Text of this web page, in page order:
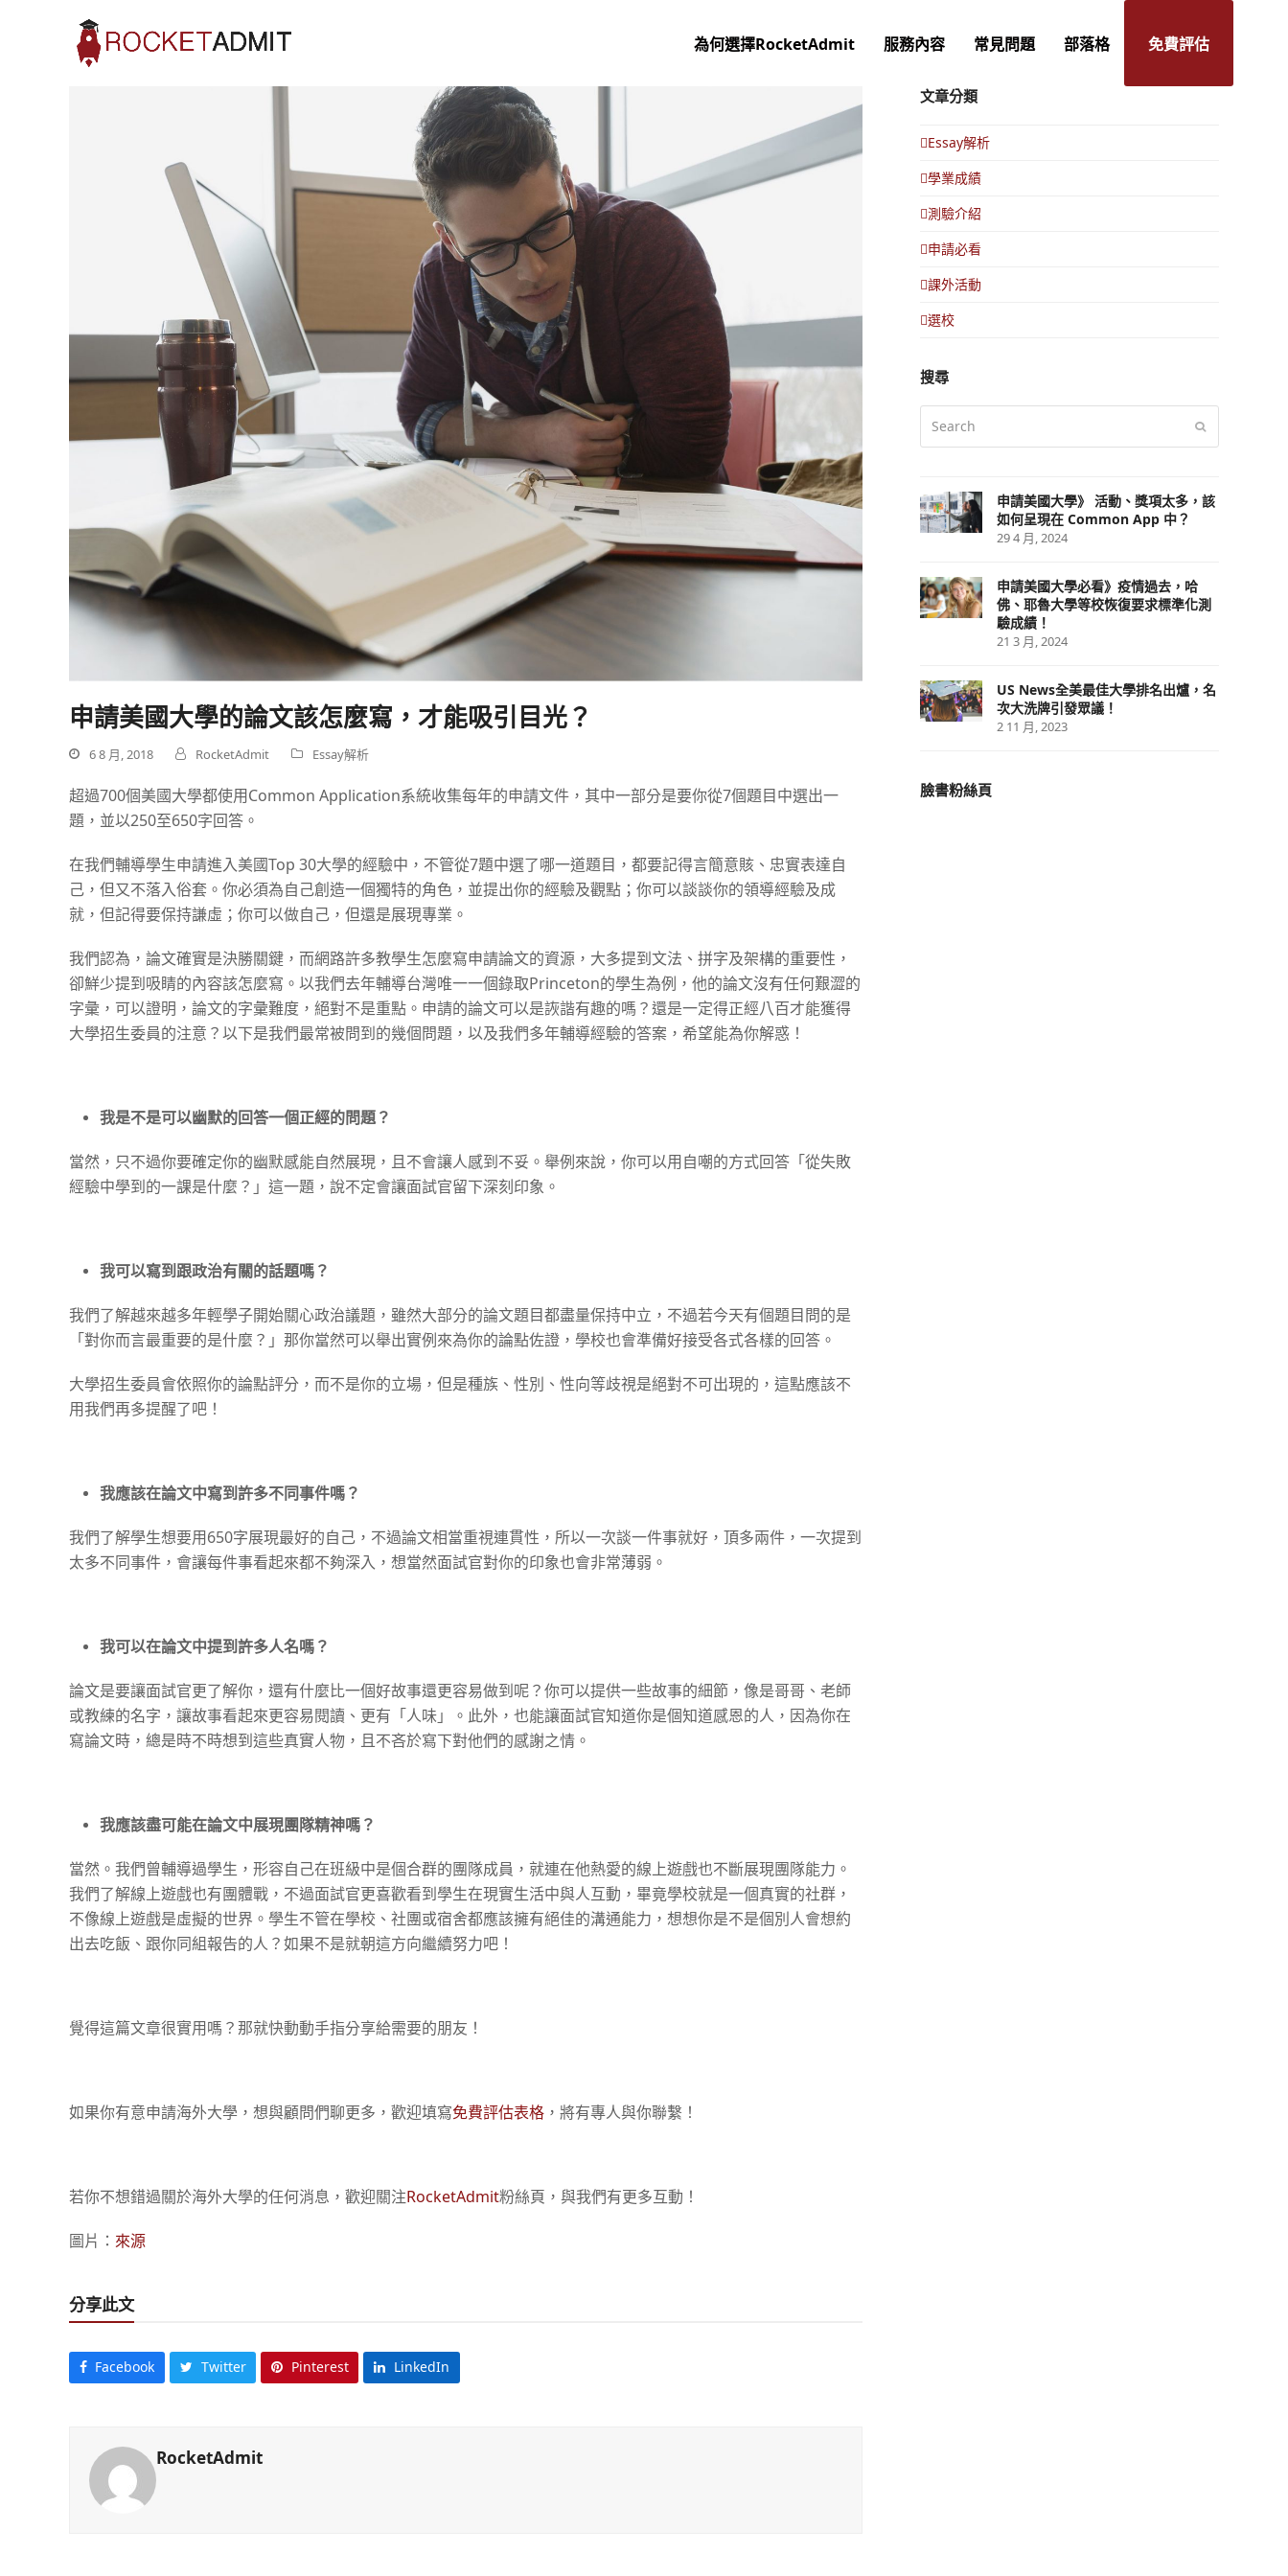
為何選擇RocketAdmit 服務內容 常見問題 部落格 免費評估
申請美國大學的論文該怎麼寫，才能吸引目光？
6 8 月, 2018 RocketAdmit Essay解析
超過700個美國大學都使用Common Application系統收集每年的申請文件，其中一部分是要你從7個題目中選出一
題，並以250至650字回答。
在我們輔導學生申請進入美國Top 30大學的經驗中，不管從7題中選了哪一道題目，都要記得言簡意賅、忠實表達自
己，但又不落入俗套。你必須為自己創造一個獨特的角色，並提出你的經驗及觀點；你可以談談你的領導經驗及成
就，但記得要保持謙虛；你可以做自己，但還是展現專業。
我們認為，論文確實是決勝關鍵，而網路許多教學生怎麼寫申請論文的資源，大多提到文法、拼字及架構的重要性，
卻鮮少提到吸睛的內容該怎麼寫。以我們去年輔導台灣唯一一個錄取Princeton的學生為例，他的論文沒有任何艱澀的
字彙，可以證明，論文的字彙難度，絕對不是重點。申請的論文可以是詼諧有趣的嗎？還是一定得正經八百才能獲得
大學招生委員的注意？以下是我們最常被問到的幾個問題，以及我們多年輔導經驗的答案，希望能為你解惑！
我是不是可以幽默的回答一個正經的問題？
當然，只不過你要確定你的幽默感能自然展現，且不會讓人感到不妥。舉例來說，你可以用自嘲的方式回答「從失敗
經驗中學到的一課是什麼？」這一題，說不定會讓面試官留下深刻印象。
我可以寫到跟政治有關的話題嗎？
我們了解越來越多年輕學子開始關心政治議題，雖然大部分的論文題目都盡量保持中立，不過若今天有個題目問的是
「對你而言最重要的是什麼？」那你當然可以舉出實例來為你的論點佐證，學校也會準備好接受各式各樣的回答。
大學招生委員會依照你的論點評分，而不是你的立場，但是種族、性別、性向等歧視是絕對不可出現的，這點應該不
用我們再多提醒了吧！
我應該在論文中寫到許多不同事件嗎？
我們了解學生想要用650字展現最好的自己，不過論文相當重視連貫性，所以一次談一件事就好，頂多兩件，一次提到
太多不同事件，會讓每件事看起來都不夠深入，想當然面試官對你的印象也會非常薄弱。
我可以在論文中提到許多人名嗎？
論文是要讓面試官更了解你，還有什麼比一個好故事還更容易做到呢？你可以提供一些故事的細節，像是哥哥、老師
或教練的名字，讓故事看起來更容易閱讀、更有「人味」。此外，也能讓面試官知道你是個知道感恩的人，因為你在
寫論文時，總是時不時想到這些真實人物，且不吝於寫下對他們的感謝之情。
我應該盡可能在論文中展現團隊精神嗎？
當然。我們曾輔導過學生，形容自己在班級中是個合群的團隊成員，就連在他熱愛的線上遊戲也不斷展現團隊能力。
我們了解線上遊戲也有團體戰，不過面試官更喜歡看到學生在現實生活中與人互動，畢竟學校就是一個真實的社群，
不像線上遊戲是虛擬的世界。學生不管在學校、社團或宿舍都應該擁有絕佳的溝通能力，想想你是不是個別人會想約
出去吃飯、跟你同組報告的人？如果不是就朝這方向繼續努力吧！
覺得這篇文章很實用嗎？那就快動動手指分享給需要的朋友！
如果你有意申請海外大學，想與顧問們聊更多，歡迎填寫免費評估表格 ，將有專人與你聯繫！
若你不想錯過關於海外大學的任何消息，歡迎關注RocketAdmit粉絲頁，與我們有更多互動！
圖片： 來源
分享此文
Facebook Twitter Pinterest LinkedIn
RocketAdmit
文章分類
Essay解析
學業成績
測驗介紹
申請必看
課外活動
選校
搜尋
申請美國大學》 活動、獎項太多，該
如何呈現在 Common App 中？
29 4 月, 2024
申請美國大學必看》疫情過去，哈
佛、耶魯大學等校恢復要求標準化測
驗成績！
21 3 月, 2024
US News全美最佳大學排名出爐，名
次大洗牌引發眾議！
2 11 月, 2023
臉書粉絲頁